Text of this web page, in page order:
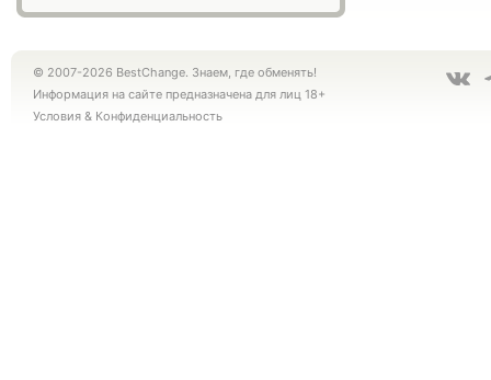
© 2007-2026 BestChange. Знаем, где обменять!
Информация на сайте предназначена для лиц 18+
Условия & Конфиденциальность